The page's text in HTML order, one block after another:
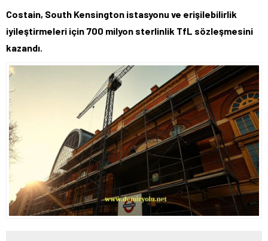
Costain, South Kensington istasyonu ve erişilebilirlik
iyileştirmeleri için 700 milyon sterlinlik TfL sözleşmesini
kazandı.